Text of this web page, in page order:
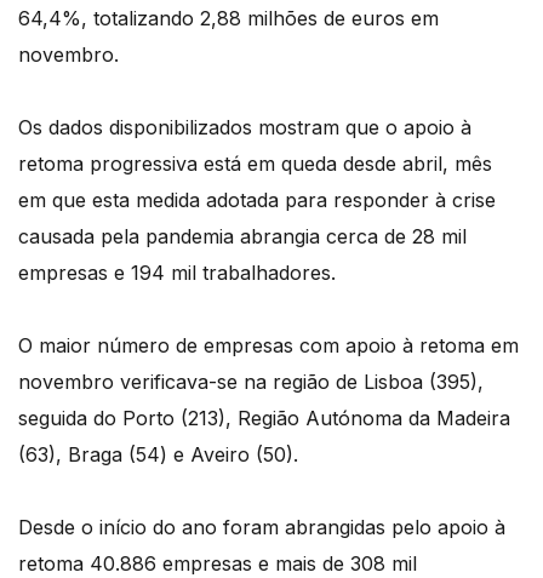
64,4%, totalizando 2,88 milhões de euros em
novembro.
Os dados disponibilizados mostram que o apoio à
retoma progressiva está em queda desde abril, mês
em que esta medida adotada para responder à crise
causada pela pandemia abrangia cerca de 28 mil
empresas e 194 mil trabalhadores.
O maior número de empresas com apoio à retoma em
novembro verificava-se na região de Lisboa (395),
seguida do Porto (213), Região Autónoma da Madeira
(63), Braga (54) e Aveiro (50).
Desde o início do ano foram abrangidas pelo apoio à
retoma 40.886 empresas e mais de 308 mil